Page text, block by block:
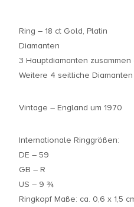
Ring – 18 ct Gold, Platin
Diamanten
3 Hauptdiamanten zusammen
Weitere 4 seitliche
Vintage – England um 1970
Internationale Ringgrößen:
DE – 59
GB – R
US – 9 ¾
Ringkopf Maße: ca. 0,6 x 1,5